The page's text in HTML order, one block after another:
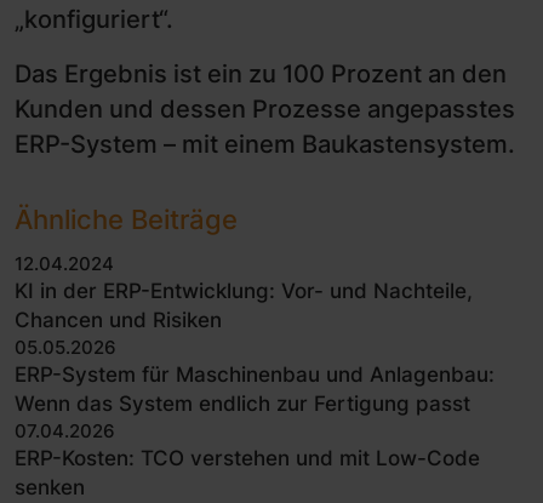
Ähnliche Beiträge
12.04.2024
KI in der ERP-Entwicklung: Vor- und Nachteile,
Chancen und Risiken
05.05.2026
ERP-System für Maschinenbau und Anlagenbau:
Wenn das System endlich zur Fertigung passt
07.04.2026
ERP-Kosten: TCO verstehen und mit Low-Code
senken
„konfiguriert“.
Das Ergebnis ist ein zu 100 Prozent an den
Kunden und dessen Prozesse angepasstes
ERP-System – mit einem Baukastensystem.